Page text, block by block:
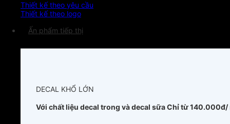
Thiết kế theo yêu cầu
Thiết kế theo logo
Ấn phẩm tiếp thị
DECAL KHỔ LỚN
Với chất liệu decal trong và decal sữaChỉ từ 140.000đ/